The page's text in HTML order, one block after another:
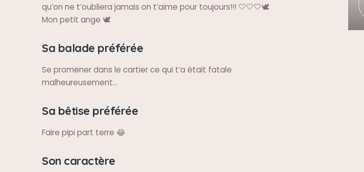
qu’on ne t’oubliera jamais on t’aime pour toujours!!! 🤍🤍🤍🕊️
Mon petit ange 🕊️
Sa balade préférée
Se promener dans le cartier ce qui t’a était fatale
malheureusement…
Sa bêtise préférée
Faire pipi part terre 😂
Son caractère